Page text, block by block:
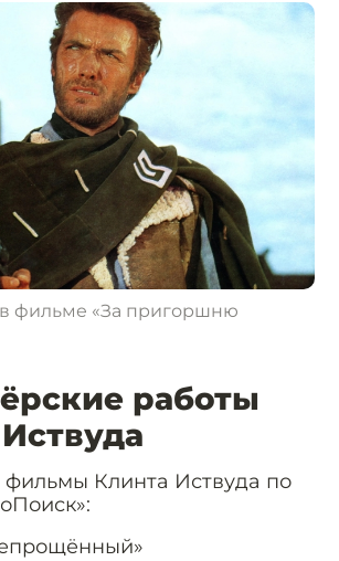
фильме «За пригоршню
работы
Клинта Иствуда по